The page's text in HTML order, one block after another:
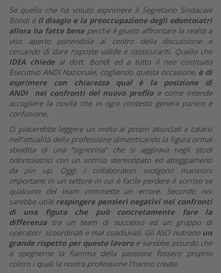
Se quello che ha voluto esprimere il Segretario Sindacale
Bondi è il disagio e la preoccupazione degli odontoiatri
allora ha fatto bene perché è giusto affrontare la realtà a
viso aperto ponendola al centro della discussione e
cercando di dare risposte valide e rassicuranti. Quello che
IDEA chiedeal dott. Bondi ed a tutto il neo costituito
Esecutivo ANDI Nazionale, cogliendo questa occasione, è di
esprimere con chiarezza qual è la posizione di
ANDI nei confronti del nuovo profilo e come intende
accogliere la novità che in ogni contesto genera panico e
confusione.
Ci piacerebbe leggere un invito ai propri associati a calarsi
nell’attualità della professione dimenticando la figura ormai
sbiadita di una “signorina” che si aggirava negli studi
odontoiatrici con un sorriso stereotipato ed atteggiamenti
da pin up. Oggi i collaboratori svolgono mansioni
importanti in un settore in cui è facile perdere il sorriso se
qualcuno del team commette un errore. Secondo noi
sarebbe utile respingere pensieri negativi nei confronti
di una figura che può concretamente fare la
differenza tra un team di successo ed un gruppo di
operatori scoordinati e mal coadiuvati. Gli ASO nutrono un
grande rispetto per questo lavoro e sarebbe assurdo che
a spegnerne la fiamma della passione fossero proprio
coloro i quali la nostra professione l’hanno creata.